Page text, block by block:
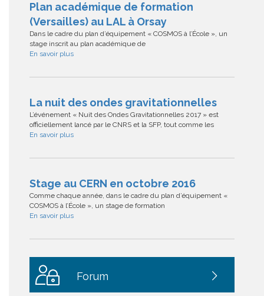
Plan académique de formation
(Versailles) au LAL à Orsay
Dans le cadre du plan d’équipement « COSMOS à l’École », un
stage inscrit au plan académique de
En savoir plus
La nuit des ondes gravitationnelles
L’événement « Nuit des Ondes Gravitationnelles 2017 » est
officiellement lancé par le CNRS et la SFP, tout comme les
En savoir plus
Stage au CERN en octobre 2016
Comme chaque année, dans le cadre du plan d’équipement «
COSMOS à l’École », un stage de formation
En savoir plus
Forum